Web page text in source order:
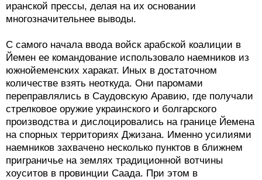
иранской прессы, делая на их основании
многозначительнее выводы.
С самого начала ввода войск арабской коалиции в
Йемен ее командование использовало наемников из
южнойеменских харакат. Иных в достаточном
количестве взять неоткуда. Они паромами
переправлялись в Саудовскую Аравию, где получали
стрелковое оружие украинского и болгарского
производства и дислоцировались на границе Йемена
на спорных территориях Джизана. Именно усилиями
наемников захвачено несколько пунктов в ближнем
приграничье на землях традиционной вотчины
хоуситов в провинции Саада. При этом в